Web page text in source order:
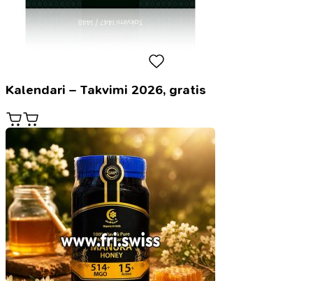
Kalendari – Takvimi 2026, gratis